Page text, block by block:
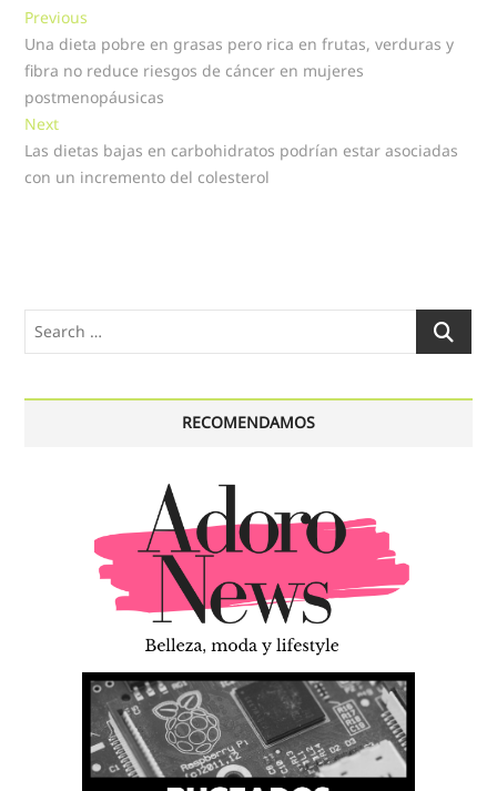
Navegación
de
entradas
Previous
post:
Una dieta pobre en grasas pero rica en frutas, verduras y
fibra no reduce riesgos de cáncer en mujeres
postmenopáusicas
NextNext
post:
Las dietas bajas en carbohidratos podrían estar asociadas
con un incremento del colesterol
Search
RECOMENDAMOS